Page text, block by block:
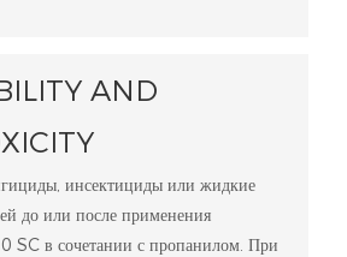
AND
инсектициды или жидкие
до или после применения
в сочетании с пропанилом. При